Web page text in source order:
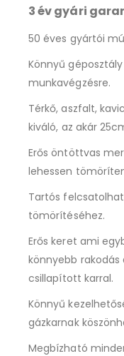
3 év gyári
50 éves gyártói
Könnyű
munkavégzésre.
Térkő, aszfalt,
kiváló, az akár
Erős öntöttvas
lehessen
Tartós
tömörítéséhez.
Erős keret ami
könnyebb
csillapított karral.
Könnyű
gázkarnak
Megbízható